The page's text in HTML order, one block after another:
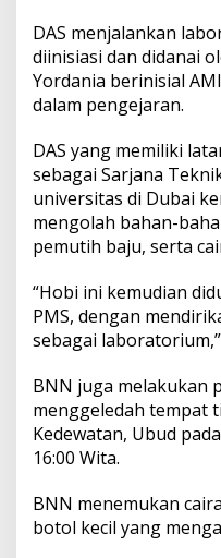
a
n
d
i
I
d
o
n
e
s
i
DAS menjalankan
diinisiasi dan didanai
Yordania berinisial
dalam pengejaran.
DAS yang memiliki
sebagai Sarjana
universitas di Dubai
mengolah bahan-
pemutih baju, serta
“Hobi ini kemudian
PMS, dengan
sebagai
BNN juga melakukan
menggeledah tempat
Kedewatan, Ubud
16:00 Wita.
BNN menemukan
botol kecil yang